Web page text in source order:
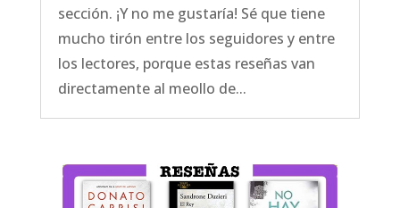
sección. ¡Y no me gustaría! Sé que tiene
mucho tirón entre los seguidores y entre
los lectores, porque estas reseñas van
directamente al meollo de...